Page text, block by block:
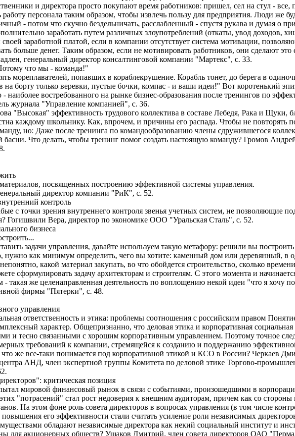
и директора просто покупают время работников: пришел, сел на стул -
работу персонала таким образом, чтобы извлечь пользу для предприятия. Люди же
- потом что скучно бездельничать, расслабленный - спустя рукава и думая о
заработать путем различных злоупотреблений (откаты, увод доходов,
своей заработной платой, если в компании отсутствует система мотивации,
больше денег. Таким образом, если не мотивировать работников, они сделают
генеральный директор консалтинговой компании "Мартекс", с. 33.
что мы - команда!"
мореплавателей, попавших в кораблекрушение. Корабль тонет, до берега в
на борту только веревки, пустые бочки, компас - и ваши идеи!" Вот коротенький
наиболее востребованного на рынке бизнес-образования после тренингов по
журнала "Управление компанией", с. 36.
"Высокая" эффективность трудового коллектива в составе Лебедя, Рака и Щуки,
каждому школьнику. Как, впрочем, и причины его распада. Чтобы не повторять
но: Даже после тренинга по командообразованию члены сдружившегося
басни. Что делать, чтобы тренинг помог создать настоящую команду? Громов
посвященных построению эффективной системы управления.
директор компании "РиК", с. 52.
контроль
с точки зрения внутреннего контроля звенья учетных систем, не позволяющие
Гогишвили Вера, директор по экономике ООО "Уральская Сталь", с. 52.
бизнеса
задачи управления, давайте используем такую метафору: решили вы
нужно как минимум определить, чего вы хотите: каменный дом или деревянный, в
какой материал закупать, во что обойдется строительство, сколько
сформулировать задачу архитекторам и строителям. С этого момента и
- такая же целенаправленная деятельность по воплощению некой идеи "что я хочу
фирмы "Пятерки", с. 48.
управления
ответственность и этика: проблемы соотношения с российским правом
характер. Общепризнанно, что деловая этика и корпоративная
и тесно связанными с хорошим корпоративным управлением. Поэтому точное
требований к компании, стремящейся к созданию и поддержанию
что же все-таки понимается под корпоративной этикой и КСО в России? Черкаев
центра АНД, член экспертной группы Комитета по деловой этике Торгово-
критическая позиция
мировой финансовый рынок в связи с событиями, произошедшими в
"потрасений" стал рост недоверия к внешним аудиторам, причем как со стороны
На этом фоне роль совета директоров в вопросах управления (в том числе
его эффективности стали считать усиление роли независимых
обладают независимые директора как некий социальный институт и
для акционерных обществ? Ушаков Дмитрий, член совета директоров ОАО